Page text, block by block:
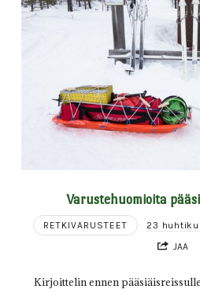
Varustehuomioita
RETKIVARUSTEET 23
JAA
Kirjoittelin ennen